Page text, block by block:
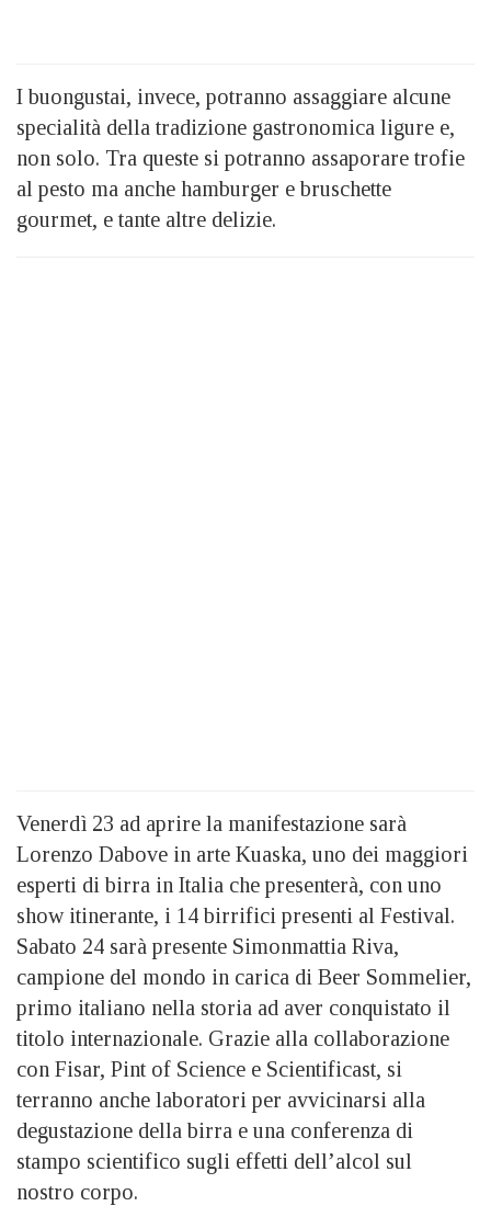
I buongustai, invece, potranno assaggiare alcune
specialità della tradizione gastronomica ligure e,
non solo. Tra queste si potranno assaporare trofie
al pesto ma anche hamburger e bruschette
gourmet, e tante altre delizie.
Venerdì 23 ad aprire la manifestazione sarà
Lorenzo Dabove in arte Kuaska, uno dei maggiori
esperti di birra in Italia che presenterà, con uno
show itinerante, i 14 birrifici presenti al Festival.
Sabato 24 sarà presente Simonmattia Riva,
campione del mondo in carica di Beer Sommelier,
primo italiano nella storia ad aver conquistato il
titolo internazionale. Grazie alla collaborazione
con Fisar, Pint of Science e Scientificast, si
terranno anche laboratori per avvicinarsi alla
degustazione della birra e una conferenza di
stampo scientifico sugli effetti dell’alcol sul
nostro corpo.